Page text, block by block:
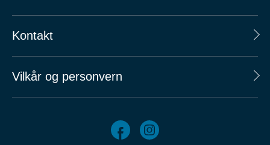
Kontakt
Vilkår og personvern